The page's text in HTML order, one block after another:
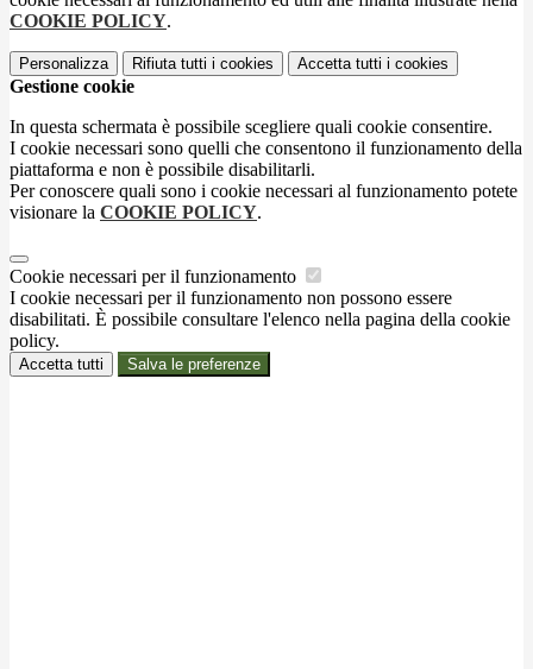
COOKIE POLICY.
Personalizza Rifiuta tutti i cookies Accetta tutti i cookies
Gestione cookie
In questa schermata è possibile scegliere quali cookie consentire.
I cookie necessari sono quelli che consentono il funzionamento della
piattaforma e non è possibile disabilitarli.
Per conoscere quali sono i cookie necessari al funzionamento potete
visionare la COOKIE POLICY.
Cookie necessari per il funzionamento
I cookie necessari per il funzionamento non possono essere
disabilitati. È possibile consultare l'elenco nella pagina della cookie
policy.
Accetta tutti Salva le preferenze